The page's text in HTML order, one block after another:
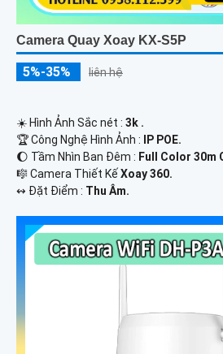
Camera Quay Xoay KX-S5P
5%-35% liên hệ
☀️ Hình Ảnh Sắc nét : 3k .
🏆 Công Nghệ Hình Ảnh :
IP POE.
🌔 Tầm Nhìn Ban Đêm : Full Color 30m
🎼️ Camera Thiết Kế Xoay 360.
️↭ Đặt Điểm : Thu Âm.